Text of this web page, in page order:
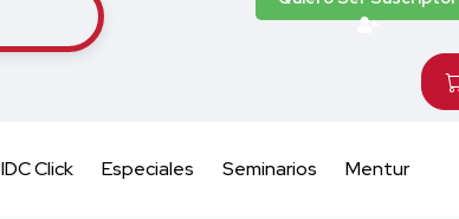
IDC Click Especiales Seminarios Mentur